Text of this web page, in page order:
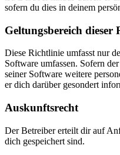
sofern du dies in deinem
Geltungsbereich dieser
Diese Richtlinie umfasst nur
Software umfassen. Sofern
seiner Software weitere
er dich darüber gesondert
Auskunftsrecht
Der Betreiber erteilt dir auf
dich gespeichert sind.